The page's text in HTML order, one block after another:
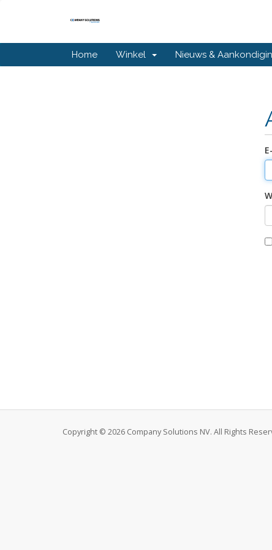
Home Winkel Nieuws &
Copyright © 2026 Company Solutions NV. All Rights